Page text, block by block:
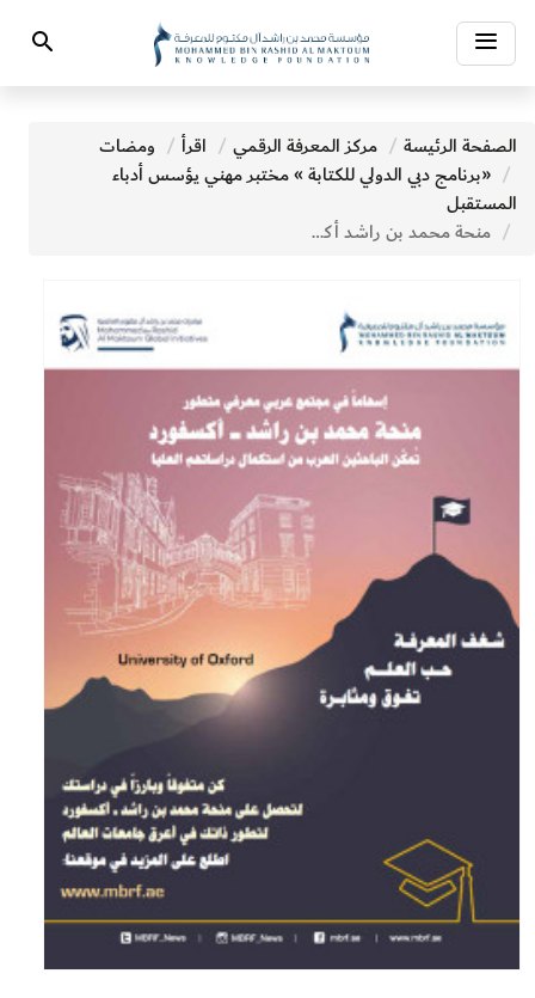
Toggle
navigation
Search
الصفحة الرئيسة مركز المعرفة الرقمي اقرأ
ومضات
«برنامج دبي الدولي للكتابة » مختبر مهني يؤسس أدباء
المستقبل
منحة محمد بن راشد أكسفورد